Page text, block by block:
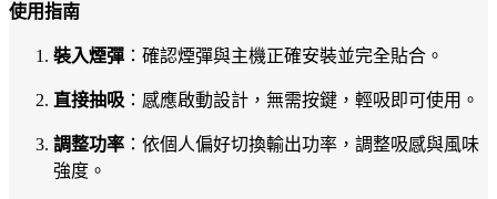
使用指南
裝入煙彈 ：確認煙彈與主機正確安裝並完全貼合。
直接抽吸 ：感應啟動設計，無需按鍵，輕吸即可使用。
調整功率 ：依個人偏好切換輸出功率，調整吸感與風味
強度。